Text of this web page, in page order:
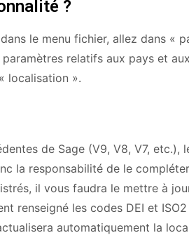
?
le menu fichier, allez dans «
relatifs aux pays et
localisation ».
de Sage (V9, V8, V7,
la responsabilité de le
il vous faudra le mettre à
renseigné les codes DEI et
automatiquement la